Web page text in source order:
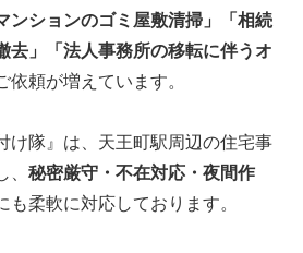
ンションのゴミ屋敷清掃」「相続
去」「法人事務所の移転に伴うオ
依頼が増えています。
け隊』は、天王町駅周辺の住宅事
秘密厳守・不在対応・夜間作
も柔軟に対応しております。